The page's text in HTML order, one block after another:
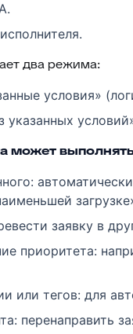
два режима:
условия»
указанных
может
заявку в
приоритета:
или тегов: для
перенаправить